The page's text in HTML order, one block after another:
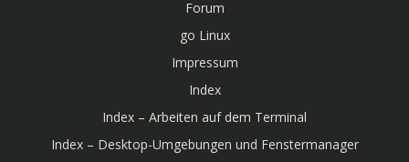
Forum
go Linux
Impressum
Index
Index – Arbeiten auf dem Terminal
Index – Desktop-Umgebungen und Fenstermanager